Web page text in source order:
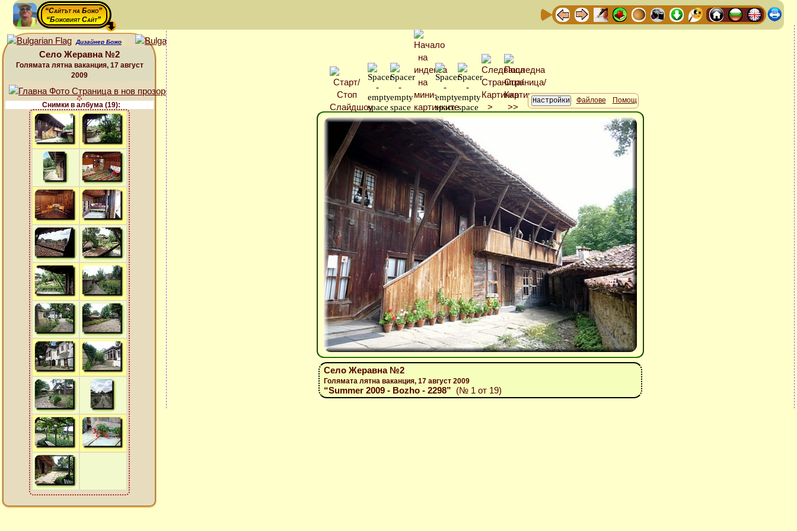
“Сайтът на Божо”
“Божовият Сайт”
Дизайнер Божо
Село Жеравна №2
Голямата лятна ваканция, 17 август
2009
Снимки в албума (19):
Файлове Помощ
Село Жеравна №2
Голямата лятна ваканция, 17 август 2009
“Summer 2009 - Bozho - 2298” (№ 1 от 19)